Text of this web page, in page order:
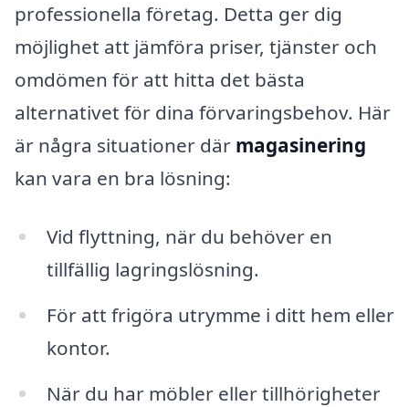
professionella företag. Detta ger dig
möjlighet att jämföra priser, tjänster och
omdömen för att hitta det bästa
alternativet för dina förvaringsbehov. Här
är några situationer där magasinering
kan vara en bra lösning:
Vid flyttning, när du behöver en
tillfällig lagringslösning.
För att frigöra utrymme i ditt hem eller
kontor.
När du har möbler eller tillhörigheter